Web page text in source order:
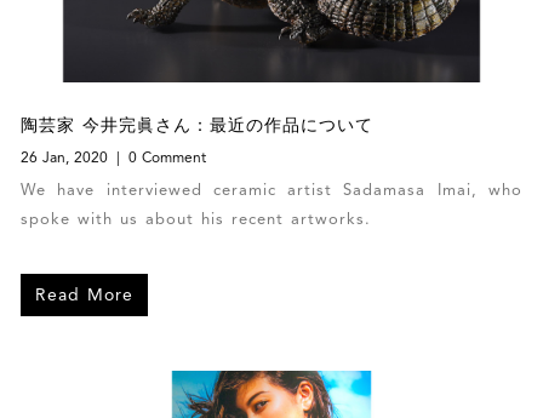
陶芸家 今井完眞さん：最近の作品について
26 Jan, 2020 0 Comment
We have interviewed ceramic artist Sadamasa Imai, who
spoke with us about his recent artworks.
Read More